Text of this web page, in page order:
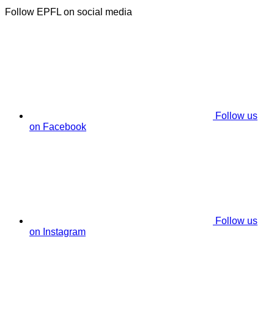
Follow EPFL on social media
Follow us
on Facebook
Follow us
on Instagram